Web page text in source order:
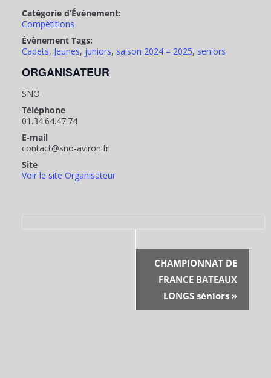
Catégorie d’Évènement:
Compétitions
Évènement Tags:
Cadets, Jeunes, juniors, saison 2024 – 2025, seniors
ORGANISATEUR
SNO
Téléphone
01.34.64.47.74
E-mail
contact@sno-aviron.fr
Site
Voir le site Organisateur
CHAMPIONNAT DE
FRANCE BATEAUX
LONGS séniors »